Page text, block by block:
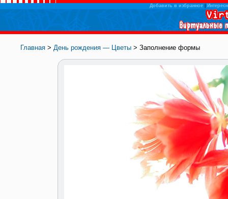
Добавить в избранное|
Главная > День рождения — Цветы > Заполнение формы